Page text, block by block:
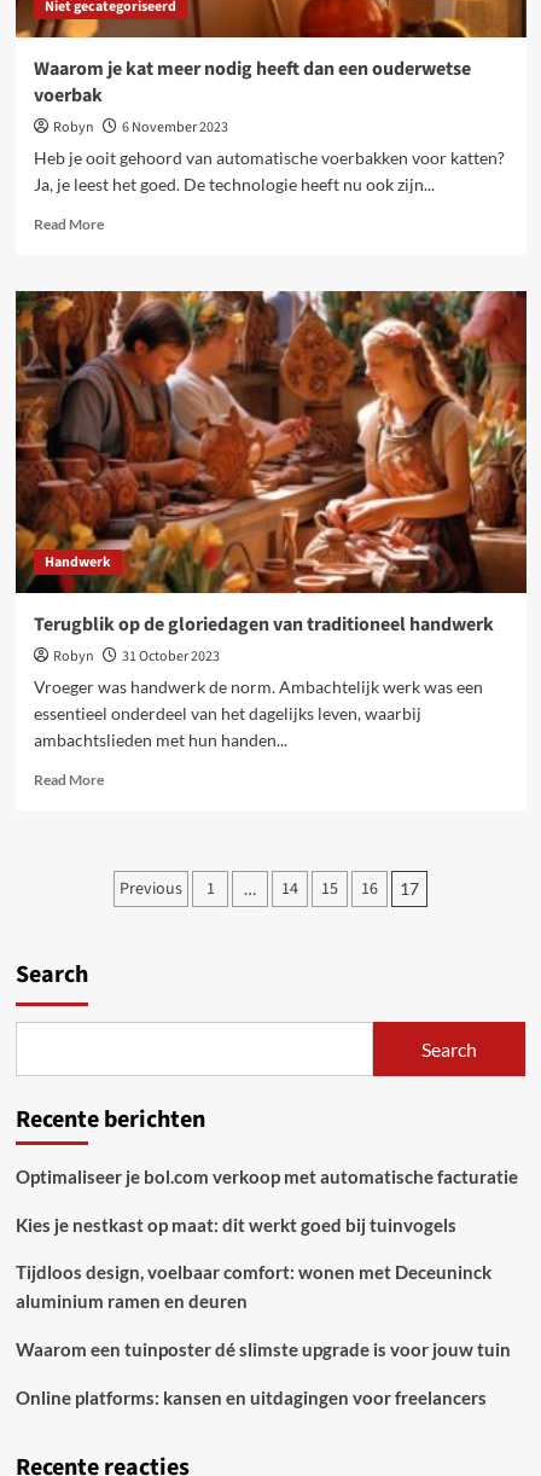
Niet gecategoriseerd
Waarom je kat meer nodig heeft dan een ouderwetse
voerbak
Robyn
6 November 2023
Heb je ooit gehoord van automatische voerbakken voor katten?
Ja, je leest het goed. De technologie heeft nu ook zijn...
Read MoreRead
Waarom
je
kat
meer
nodig
heeft
dan
een
ouderwetse
voerbak
Handwerk
Terugblik op de gloriedagen van traditioneel handwerk
Robyn
31 October 2023
Vroeger was handwerk de norm. Ambachtelijk werk was een
essentieel onderdeel van het dagelijks leven, waarbij
ambachtslieden met hun handen...
Read MoreRead
opPosts
Previous 1 … 14 15 16 17
Search
Search
Recente berichten
Optimaliseer je bol.com verkoop met automatische facturatie
Kies je nestkast op maat: dit werkt goed bij tuinvogels
Tijdloos design, voelbaar comfort: wonen met Deceuninck
aluminium ramen en deuren
Waarom een tuinposter dé slimste upgrade is voor jouw tuin
Online platforms: kansen en uitdagingen voor freelancers
Recente reacties